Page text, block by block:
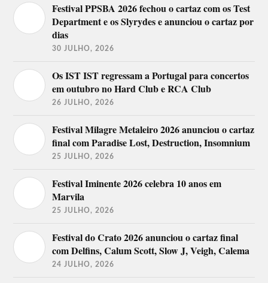
Festival PPSBA 2026 fechou o cartaz com os Test
Department e os Slyrydes e anunciou o cartaz por
dias
30 JULHO, 2026
Os IST IST regressam a Portugal para concertos
em outubro no Hard Club e RCA Club
26 JULHO, 2026
Festival Milagre Metaleiro 2026 anunciou o cartaz
final com Paradise Lost, Destruction, Insomnium
25 JULHO, 2026
Festival Iminente 2026 celebra 10 anos em
Marvila
25 JULHO, 2026
Festival do Crato 2026 anunciou o cartaz final
com Delfins, Calum Scott, Slow J, Veigh, Calema
24 JULHO, 2026